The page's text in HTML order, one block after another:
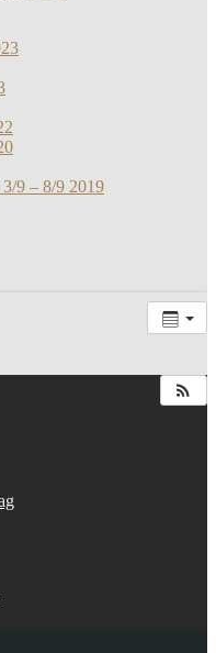
9 – 8/9 2019